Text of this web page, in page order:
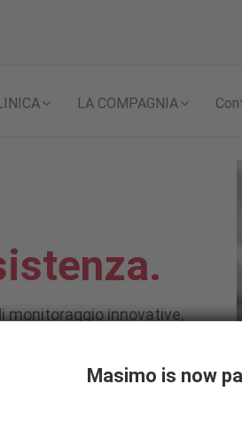
LA COMPAGNIA
monitoraggio innovative,
ottimizzare i flussi di
a incrementare questo
l'assistenza
Masimo is now